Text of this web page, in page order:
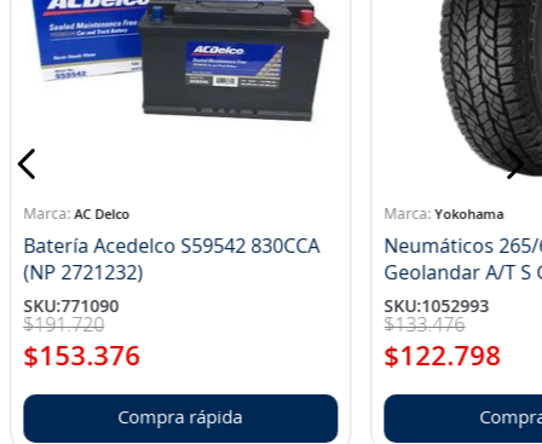
AC Delco
Batería Acedelco S59542 830CCA
(NP 2721232)
SKU:771090
$191.720
$153.376
Compra rápida
Yokohama
Neumáticos 265/
SKU:1052993
$133.476
$122.798